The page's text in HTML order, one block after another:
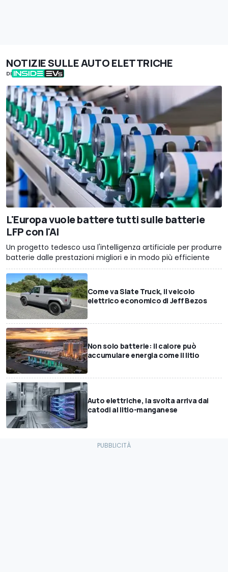
NOTIZIE SULLE AUTO ELETTRICHE
DI
L'Europa vuole battere tutti sulle batterie
LFP con l'AI
Un progetto tedesco usa l'intelligenza artificiale per produrre
batterie dalle prestazioni migliori e in modo più efficiente
Come va Slate Truck, il veicolo
elettrico economico di Jeff Bezos
Non solo batterie: il calore può
accumulare energia come il litio
Auto elettriche, la svolta arriva dai
catodi al litio-manganese